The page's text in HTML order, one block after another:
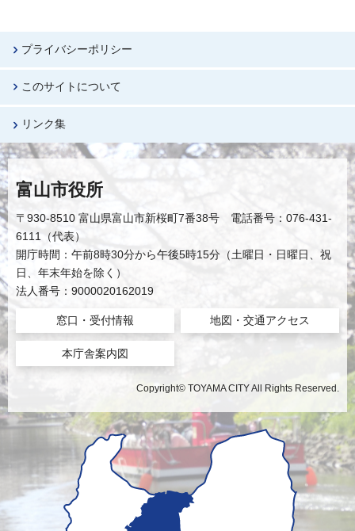
プライバシーポリシー
このサイトについて
リンク集
富山市役所
〒930-8510 富山県富山市新桜町7番38号 電話番号：076-431-
6111（代表）
開庁時間：午前8時30分から午後5時15分（土曜日・日曜日、祝
日、年末年始を除く）
法人番号：9000020162019
窓口・受付情報 地図・交通アクセス
本庁舎案内図
Copyright© TOYAMA CITY All Rights Reserved.